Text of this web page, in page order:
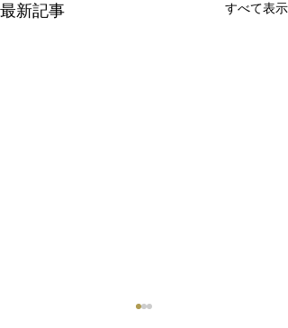
最新記事 すべて表示